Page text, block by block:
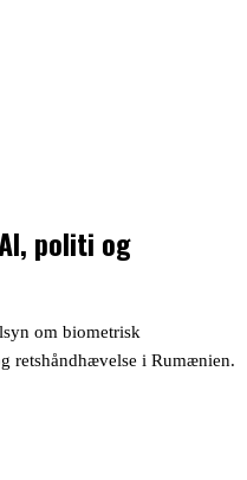
politi og
om biometrisk
retshåndhævelse i Rumænien.